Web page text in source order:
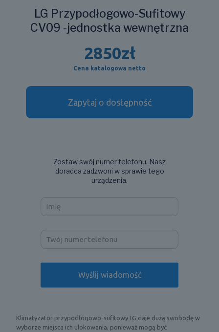
LG Przypodłogowo-Sufitowy
CV09 -jednostka wewnętrzna
2850zł
Cena katalogowa netto
Zapytaj o dostępność
Zostaw swój numer telefonu. Nasz
doradca zadzwoni w sprawie tego
urządzenia.
Klimatyzator przypodłogowo-sufitowy LG daje dużą swobodę w
wyborze miejsca ich ulokowania, ponieważ mogą być